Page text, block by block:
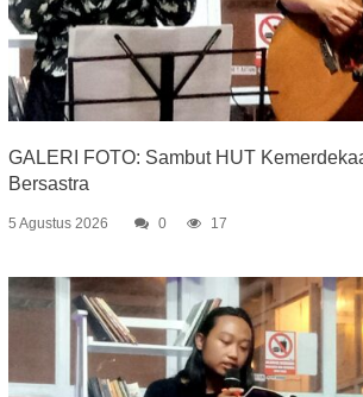
GALERI FOTO: Sambut HUT
Bersastra
5 Agustus 2026 0 17